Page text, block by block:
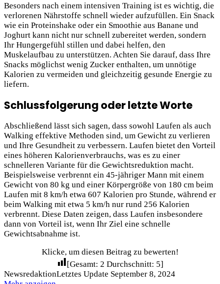
Besonders nach einem intensiven Training ist es wichtig, die
verlorenen Nährstoffe schnell wieder aufzufüllen. Ein Snack
wie ein Proteinshake oder ein Smoothie aus Banane und
Joghurt kann nicht nur schnell zubereitet werden, sondern
Ihr Hungergefühl stillen und dabei helfen, den
Muskelaufbau zu unterstützen. Achten Sie darauf, dass Ihre
Snacks möglichst wenig Zucker enthalten, um unnötige
Kalorien zu vermeiden und gleichzeitig gesunde Energie zu
liefern.
Schlussfolgerung oder letzte Worte
Abschließend lässt sich sagen, dass sowohl Laufen als auch
Walking effektive Methoden sind, um Gewicht zu verlieren
und Ihre Gesundheit zu verbessern. Laufen bietet den Vorteil
eines höheren Kalorienverbrauchs, was es zu einer
schnelleren Variante für die Gewichtsreduktion macht.
Beispielsweise verbrennt ein 45-jähriger Mann mit einem
Gewicht von 80 kg und einer Körpergröße von 180 cm beim
Laufen mit 8 km/h etwa 607 Kalorien pro Stunde, während er
beim Walking mit etwa 5 km/h nur rund 256 Kalorien
verbrennt. Diese Daten zeigen, dass Laufen insbesondere
dann von Vorteil ist, wenn Ihr Ziel eine schnelle
Gewichtsabnahme ist.
Klicke, um diesen Beitrag zu bewerten!
[Gesamt: 2 Durchschnitt: 5]
NewsredaktionLetztes Update September 8, 2024